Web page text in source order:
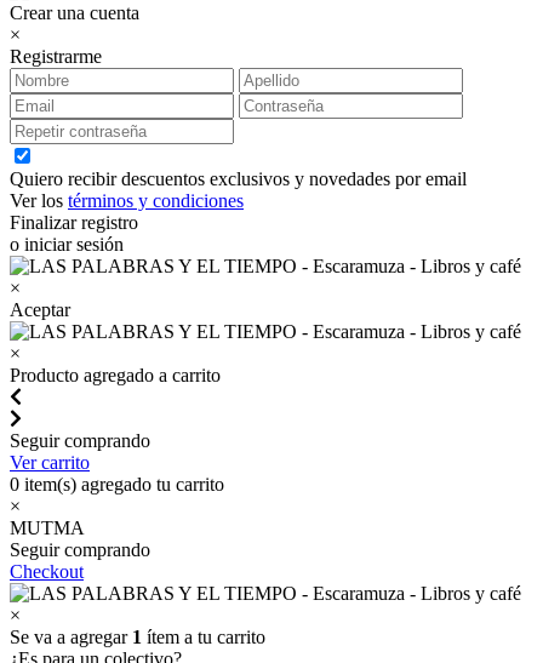
Crear una cuenta
×
Registrarme
Quiero recibir descuentos exclusivos y novedades por email
Ver los términos y condiciones
Finalizar registro
o iniciar sesión
×
Aceptar
×
Producto agregado a carrito
Seguir comprando
Ver carrito
0 item(s) agregado tu carrito
×
MUTMA
Seguir comprando
Checkout
×
Se va a agregar 1 ítem a tu carrito
¿Es para un colectivo?